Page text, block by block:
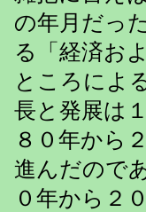
の年月だっ
る「経済お
ところによ
長と発展は
８０年から
進んだので
０年から２